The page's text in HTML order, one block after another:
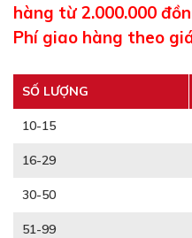
hàng từ 2.000.000
Phí giao hàng theo
SỐ LƯỢNG
10-15
16-29
30-50
51-99